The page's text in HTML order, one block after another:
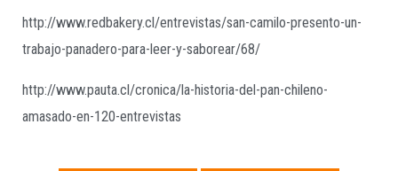
http://www.redbakery.cl/entrevistas/san-camilo-presento-un-
trabajo-panadero-para-leer-y-saborear/68/
http://www.pauta.cl/cronica/la-historia-del-pan-chileno-
amasado-en-120-entrevistas